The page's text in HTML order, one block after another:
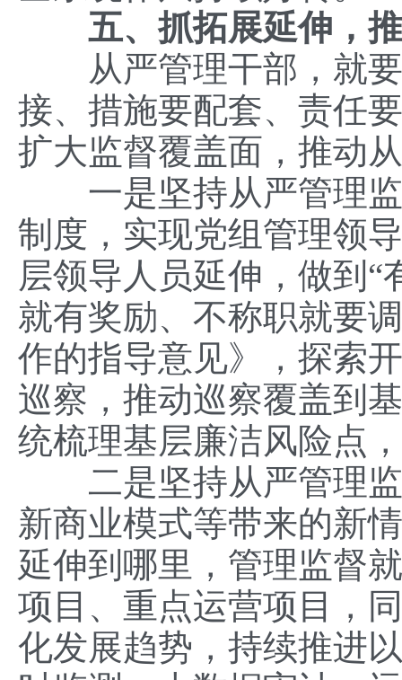
五、抓拓展延伸，
从严管理干部，就要
接、措施要配套、责任
扩大监督覆盖面，推动
一是坚持从严管理监
制度，实现党组管理领
层领导人员延伸，做到
就有奖励、不称职就要
作的指导意见》，探索
巡察，推动巡察覆盖到
统梳理基层廉洁风险点
二是坚持从严管理监
新商业模式等带来的新
延伸到哪里，管理监督
项目、重点运营项目，
化发展趋势，持续推进